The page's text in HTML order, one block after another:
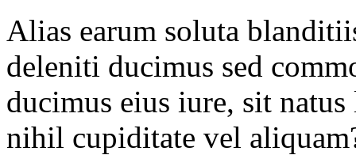
Alias earum soluta
deleniti ducimus sed
ducimus eius iure, sit
nihil cupiditate vel